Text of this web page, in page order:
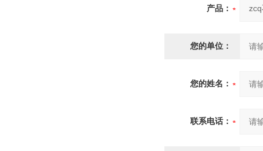
产品：
您的单位：
您的姓名：
联系电话：